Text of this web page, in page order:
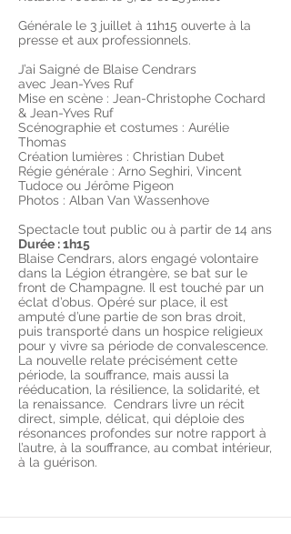
Générale le 3 juillet à 11h15 ouverte à la
presse et aux professionnels.
J’ai Saigné de Blaise Cendrars
avec Jean-Yves Ruf
Mise en scène : Jean-Christophe Cochard
& Jean-Yves Ruf
Scénographie et costumes : Aurélie
Thomas
Création lumières : Christian Dubet
Régie générale : Arno Seghiri, Vincent
Tudoce ou Jérôme Pigeon
Photos : Alban Van Wassenhove
Spectacle tout public ou à partir de 14 ans
Durée : 1h15
Blaise Cendrars, alors engagé volontaire
dans la Légion étrangère, se bat sur le
front de Champagne. Il est touché par un
éclat d’obus. Opéré sur place, il est
amputé d’une partie de son bras droit,
puis transporté dans un hospice religieux
pour y vivre sa période de convalescence.
La nouvelle relate précisément cette
période, la souffrance, mais aussi la
rééducation, la résilience, la solidarité, et
la renaissance. Cendrars livre un récit
direct, simple, délicat, qui déploie des
résonances profondes sur notre rapport à
l’autre, à la souffrance, au combat intérieur,
à la guérison.